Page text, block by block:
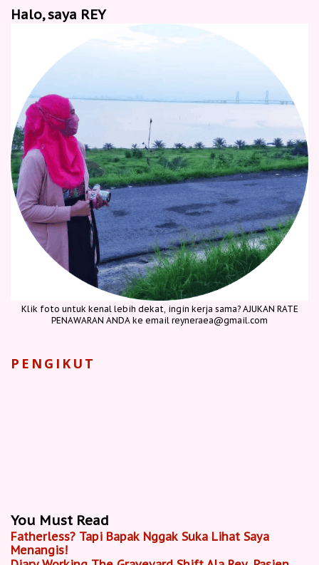
Halo, saya REY
Klik foto untuk kenal lebih dekat, ingin kerja sama? AJUKAN RATE
PENAWARAN ANDA ke email reyneraea@gmail.com
PENGIKUT
You Must Read
Fatherless? Tapi Bapak Nggak Suka Lihat Saya
Menangis!